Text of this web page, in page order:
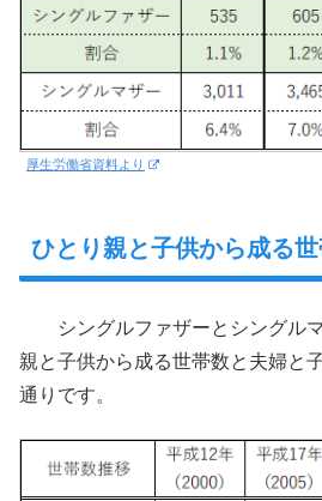
厚生労働省資料より
ひとり親と子供から成る
シングルファザーとシングルマ
親と子供から成る世帯数と夫婦と
通りです。